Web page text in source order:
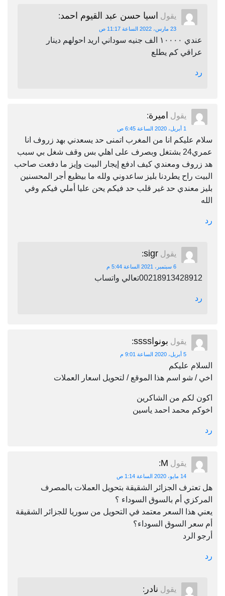
يقول اسيا حسن عبد القيوم احمد:
23 مارس، 2022 الساعة 11:17 ص
عندي ١٠٠٠٠ الف جنيه سوداني اريد احولهم دينار
عراقي كم يطلع
رد
يقول اميرة:
1 أبريل، 2020 الساعة 6:45 ص
سلام عليكم انا من المغرب اتمنى حد يسعدني بهد زروف انا
عمري24 بشتغل وبصرف على اهلي بس وقف شغل بي سبب
هد زروف ومعندي كيف ادفع إيجار البيت وإيز ما دفعت صاحب
البيت راح يطردنا بليز ساعدوني ولله ما بيظيع أجر المحسنين
بليز معندي حد غير قلب حد فيكم يحن عليا أملي فيكم وفي
الله
رد
يقول sigr
:
6 سبتمبر، 2021 الساعة 5:44 م
00218913428912تعالي واتساب
رد
يقول بونواssss :
5 أبريل، 2020 الساعة 9:01 م
السلام عليكم
اخي / شو اسم هذا الموقع / لتحويل اسعار العملات
اكون لكم من الشاكرين
اخوكم محمد احمد ياسين
رد
يقول M
:
14 مايو، 2020 الساعة 1:14 ص
هل تعترف الجزائر الشقيقة بتحويل العملات بالمصرف
المركزي أم بالسوق السوداء ؟
يعني هذا السعر معتمد في التحويل من سوريا للجزائر الشقيقة
أم سعر السوق السوداء؟
أرجو الرد
رد
يقول نادر :